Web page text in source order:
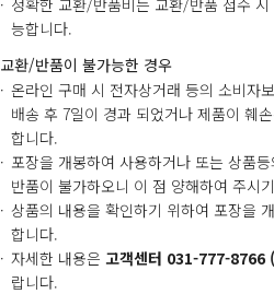
능합니다.
교환/반품이 불가능한 경우
온라인 구매 시 전자상거래 등의 소비자
배송 후 7일이 경과 되었거나 제품이 훼
합니다.
포장을 개봉하여 사용하거나 또는 상품
반품이 불가하오니 이 점 양해하여 주시
상품의 내용을 확인하기 위하여 포장을
합니다.
자세한 내용은 고객센터 031-777-8766
랍니다.